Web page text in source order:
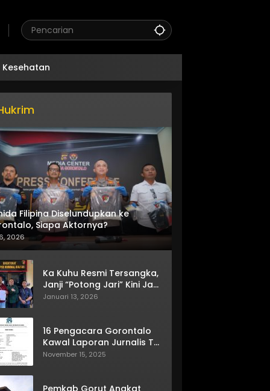
Kesehatan
Filipina Diselundupkan ke
Siapa Aktornya?
2026
Ka Kuhu Resmi Tersangka,
Janji “Potong Jari” Kini Jadi
Bumerang
Januari 13, 2026
16 Pengacara Gorontalo
Kawal Laporan Jurnalis TV
One
November 15, 2025
Pemkab Gorut Angkat